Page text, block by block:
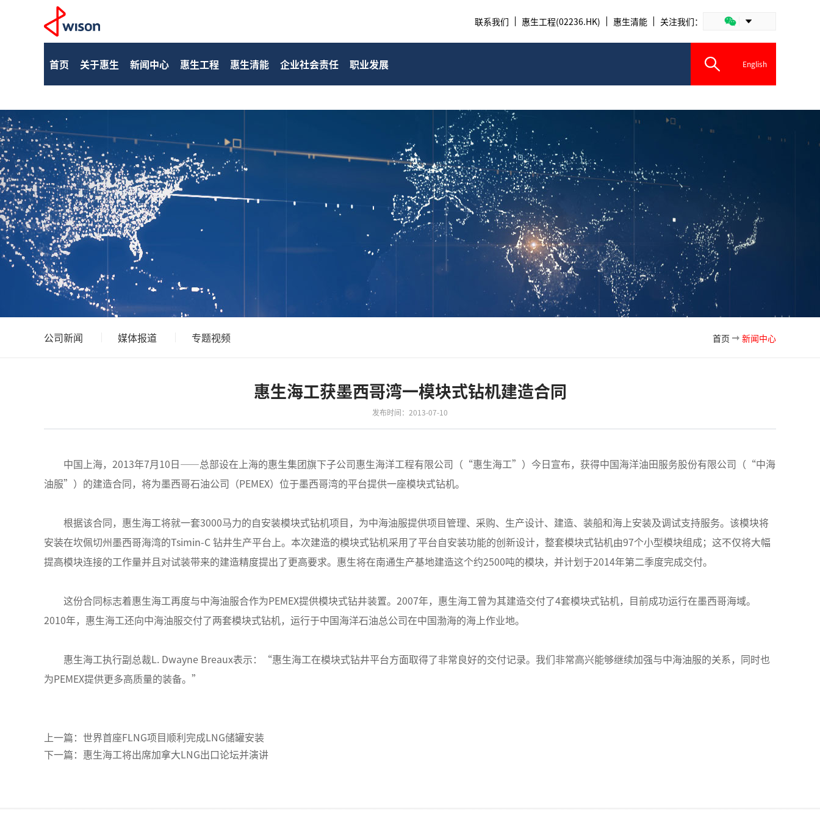
联系我们 惠生工程(02236.HK) 惠生清能 关注我们：
首页 关于惠生 新闻中心 惠生工程 惠生清能 企业社会责任 职业发展 English
公司新闻 媒体报道 专题视频 首页 新闻中心
惠生海工获墨西哥湾一模块式钻机建造合同
发布时间：2013-07-10
中国上海，2013年7月10日——总部设在上海的惠生集团旗下子公司惠生海洋工程有限公司（“惠生海工”）今日宣布，获得中国海洋油田服务股份有限公司（“中海
油服”）的建造合同，将为墨西哥石油公司（PEMEX）位于墨西哥湾的平台提供一座模块式钻机。
根据该合同，惠生海工将就一套3000马力的自安装模块式钻机项目，为中海油服提供项目管理、采购、生产设计、建造、装船和海上安装及调试支持服务。该模块将
安装在坎佩切州墨西哥海湾的Tsimin-C 钻井生产平台上。本次建造的模块式钻机采用了平台自安装功能的创新设计，整套模块式钻机由97个小型模块组成；这不仅将大幅
提高模块连接的工作量并且对试装带来的建造精度提出了更高要求。惠生将在南通生产基地建造这个约2500吨的模块，并计划于2014年第二季度完成交付。
这份合同标志着惠生海工再度与中海油服合作为PEMEX提供模块式钻井装置。2007年，惠生海工曾为其建造交付了4套模块式钻机，目前成功运行在墨西哥海域。
2010年，惠生海工还向中海油服交付了两套模块式钻机，运行于中国海洋石油总公司在中国渤海的海上作业地。
惠生海工执行副总裁L. Dwayne Breaux表示：“惠生海工在模块式钻井平台方面取得了非常良好的交付记录。我们非常高兴能够继续加强与中海油服的关系，同时也
为PEMEX提供更多高质量的装备。”
上一篇：世界首座FLNG项目顺利完成LNG储罐安装
下一篇：惠生海工将出席加拿大LNG出口论坛并演讲